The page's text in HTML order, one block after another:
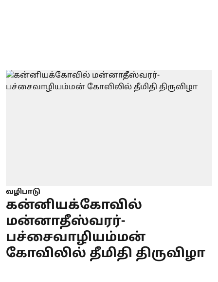
வழிபாடு
கன்னியக்கோவில்
மன்னாதீஸ்வரர்-
பச்சைவாழியம்மன்
கோவிலில் தீமிதி திருவிழா